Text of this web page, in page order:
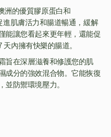
洲的優質膠原蛋白和
肌膚活力和腸道暢通，緩解
能讓您看起來更年輕，還能促
內擁有快樂的腸道。
旨在深層滋養和修護您的肌
成分的強效混合物。它能恢復
防禦環境壓力。